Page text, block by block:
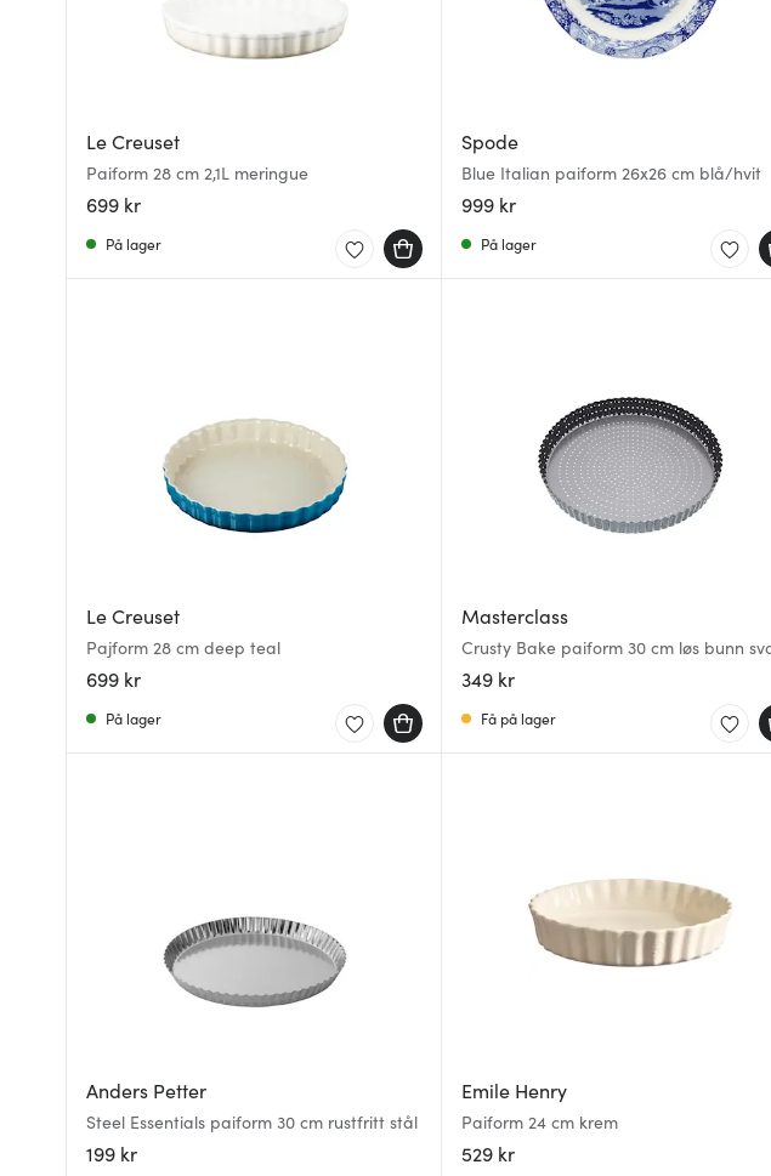
Le Creuset
Paiform 28 cm 2,1L meringue
699 kr
På lager
Spode
Blue Italian paiform 26x26 cm blå/hvit
999 kr
På lager
Le Creuset
Pajform 28 cm deep teal
699 kr
På lager
Masterclass
Crusty Bake paiform 30 cm løs bunn
349 kr
Få på lager
Anders Petter
Steel Essentials paiform 30 cm rustfritt stål
199 kr
Emile Henry
Paiform 24 cm krem
529 kr